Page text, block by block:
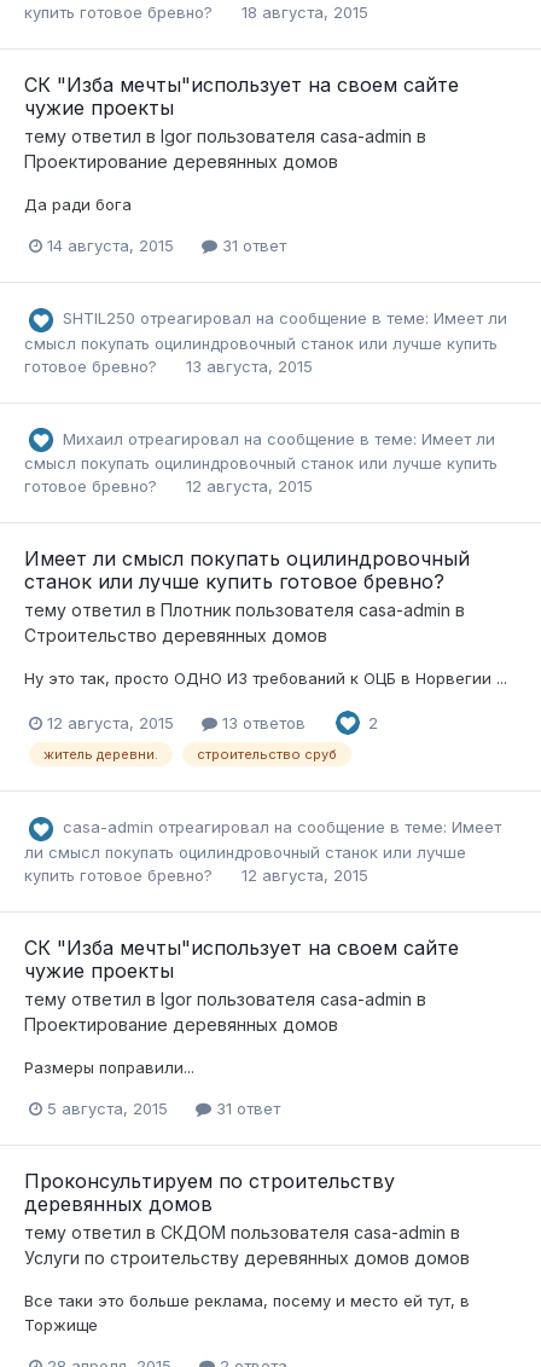
купить готовое бревно?
18 августа, 2015
СК "Изба мечты"использует на своем сайте
чужие проекты
тему ответил в Igor пользователя casa-admin в
Проектирование деревянных домов
Да ради бога
14 августа, 2015 31 ответ
SHTIL250 отреагировал на сообщение в теме: Имеет ли
смысл покупать оцилиндровочный станок или лучше купить
готовое бревно?
13 августа, 2015
Михаил отреагировал на сообщение в теме: Имеет ли
смысл покупать оцилиндровочный станок или лучше купить
готовое бревно?
12 августа, 2015
Имеет ли смысл покупать оцилиндровочный
станок или лучше купить готовое бревно?
тему ответил в Плотник пользователя casa-admin в
Строительство деревянных домов
Ну это так, просто ОДНО ИЗ требований к ОЦБ в Норвегии ...
12 августа, 2015 13 ответов 2
житель деревни. строительство сруб
casa-admin отреагировал на сообщение в теме: Имеет
ли смысл покупать оцилиндровочный станок или лучше
купить готовое бревно?
12 августа, 2015
СК "Изба мечты"использует на своем сайте
чужие проекты
тему ответил в Igor пользователя casa-admin в
Проектирование деревянных домов
Размеры поправили...
5 августа, 2015 31 ответ
Проконсультируем по строительству
деревянных домов
тему ответил в СКДОМ пользователя casa-admin в
Услуги по строительству деревянных домов домов
Все таки это больше реклама, посему и место ей тут, в
Торжище